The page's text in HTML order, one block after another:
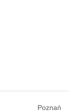
Poznań